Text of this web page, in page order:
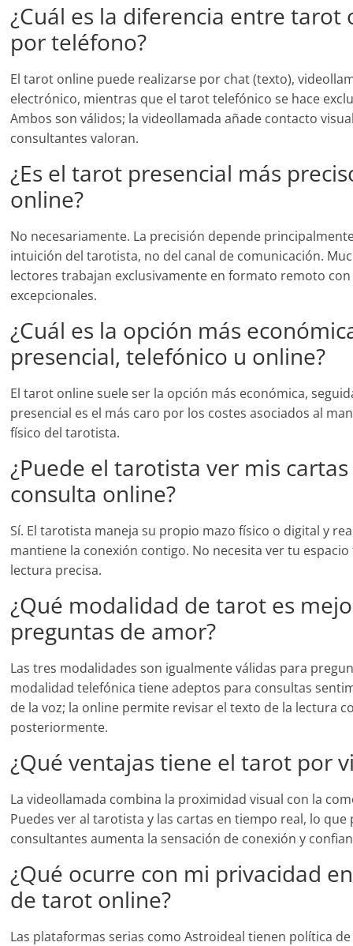
¿Cuál es la diferencia entre
por teléfono?
El tarot online puede realizarse por chat (texto),
electrónico, mientras que el tarot telefónico se hace
Ambos son válidos; la videollamada añade contacto
consultantes valoran.
¿Es el tarot presencial más
online?
No necesariamente. La precisión depende
intuición del tarotista, no del canal de comunicación.
lectores trabajan exclusivamente en formato remoto
excepcionales.
¿Cuál es la opción más
presencial, telefónico u online?
El tarot online suele ser la opción más económica,
presencial es el más caro por los costes asociados al
físico del tarotista.
¿Puede el tarotista ver mis
consulta online?
Sí. El tarotista maneja su propio mazo físico o digital y
mantiene la conexión contigo. No necesita ver tu
lectura precisa.
¿Qué modalidad de tarot es
preguntas de amor?
Las tres modalidades son igualmente válidas para
modalidad telefónica tiene adeptos para consultas
de la voz; la online permite revisar el texto de la lectura
posteriormente.
¿Qué ventajas tiene el tarot por
La videollamada combina la proximidad visual con la
Puedes ver al tarotista y las cartas en tiempo real, lo que
consultantes aumenta la sensación de conexión y
¿Qué ocurre con mi privacidad
de tarot online?
Las plataformas serias como Astroideal tienen política